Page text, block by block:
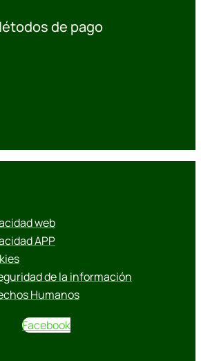
de pago
web
APP
de la información
Humanos
Facebook